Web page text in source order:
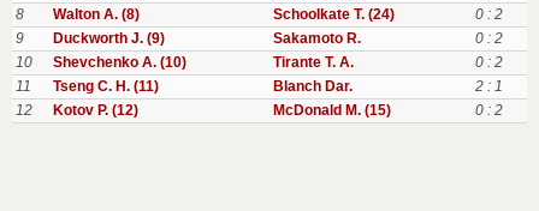
8
Walton A. (8) Schoolkate T. (24)
0 : 2
9
Duckworth J. (9) Sakamoto R.
0 : 2
10
Shevchenko A. (10) Tirante T. A.
0 : 2
11
Tseng C. H. (11) Blanch Dar.
2 : 1
12
Kotov P. (12) McDonald M. (15) 0 : 2